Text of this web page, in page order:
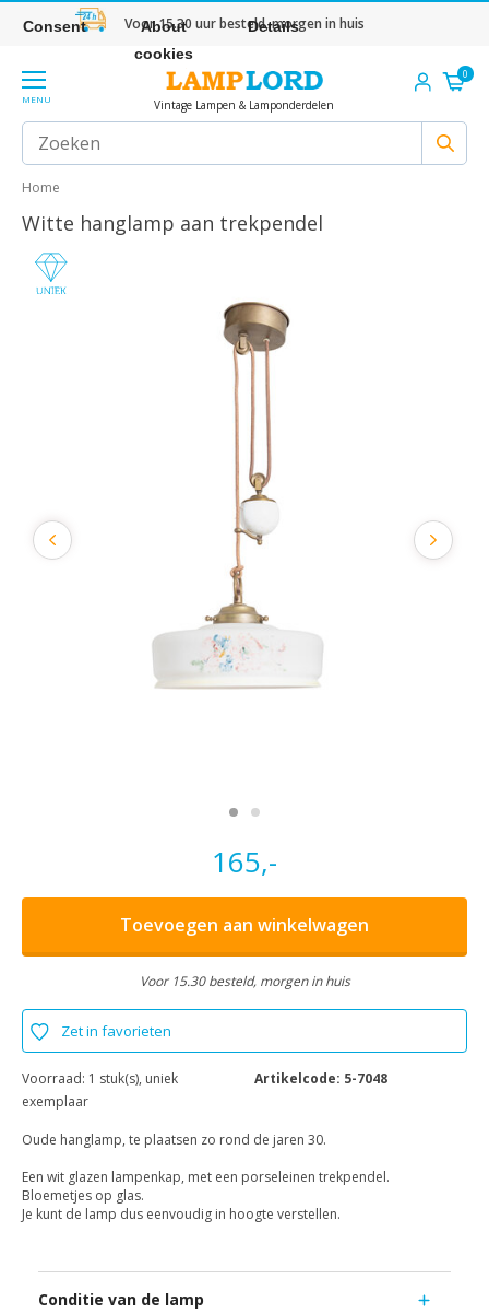
Voor 15.30 uur besteld, morgen in huis
MENU Vintage Lampen & Lamponderdelen
0
Home
Witte hanglamp aan trekpendel
165,-
Toevoegen aan winkelwagen
Voor 15.30 besteld, morgen in huis
Zet in favorieten
Voorraad: 1 stuk(s), uniek
exemplaar
Artikelcode: 5-7048
Oude hanglamp, te plaatsen zo rond de jaren 30.
Een wit glazen lampenkap, met een porseleinen trekpendel.
Bloemetjes op glas.
Je kunt de lamp dus eenvoudig in hoogte verstellen.
Conditie van de lamp
Consent
About
cookies
Details